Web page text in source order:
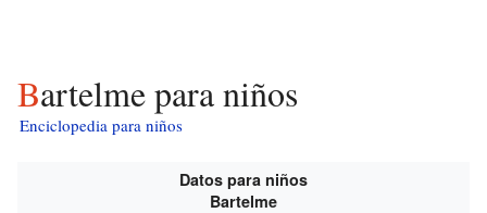
Bartelme para niños
Enciclopedia para niños
Datos para niños
Bartelme